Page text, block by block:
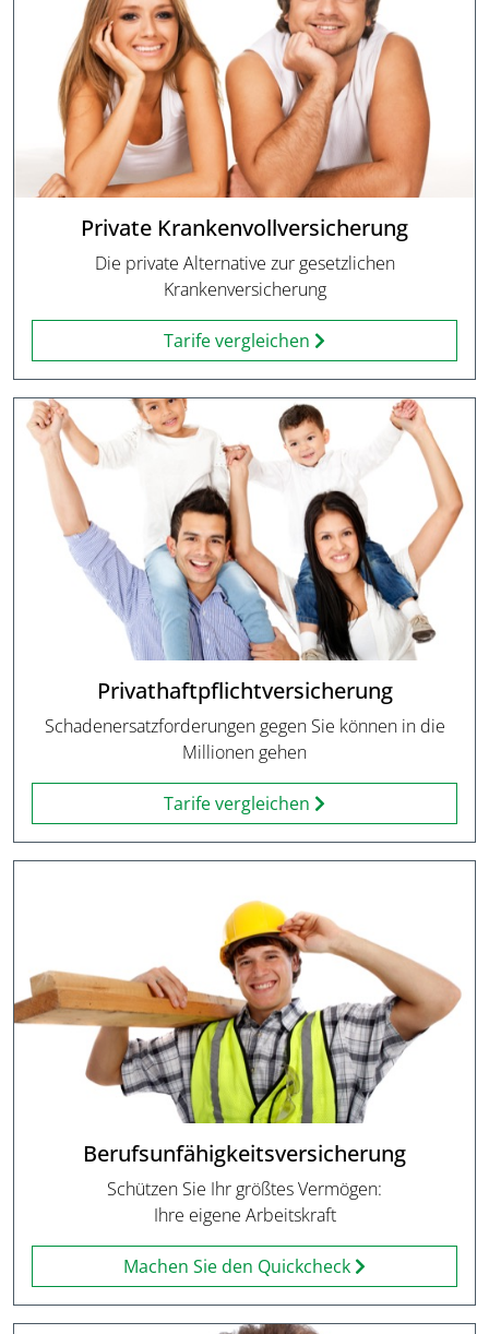
Private Krankenvollversicherung
Die private Alternative zur gesetzlichen
Krankenversicherung
Tarife vergleichen
Privathaftpflichtversicherung
Schadenersatzforderungen gegen Sie können in die
Millionen gehen
Tarife vergleichen
Berufsunfähigkeitsversicherung
Schützen Sie Ihr größtes Vermögen:
Ihre eigene Arbeitskraft
Machen Sie den Quickcheck